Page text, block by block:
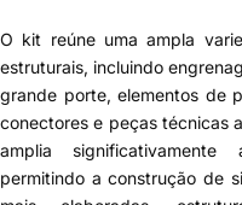
O kit reúne uma ampla
estruturais, incluindo
grande porte, elementos de
conectores e peças técnicas
amplia
permitindo a construção de